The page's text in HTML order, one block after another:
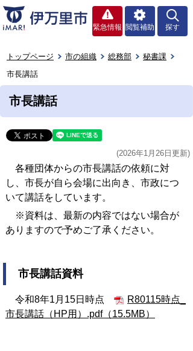
緊急情報 閲覧補助 探す
トップページ 市の組織 総務部
秘書課
市長講話
市長講話
(2026年1月26日更新)
各種団体からの市長講話の依頼に対
し、市長が自ら会場に出向き、市政につ
いて講話をしています。
※資料は、最新の内容ではない場合が
ありますので予めご了承ください。
市長講話資料
令和8年1月15日時点
R80115時点_
市長講話（HP用）.pdf（15.5MB）